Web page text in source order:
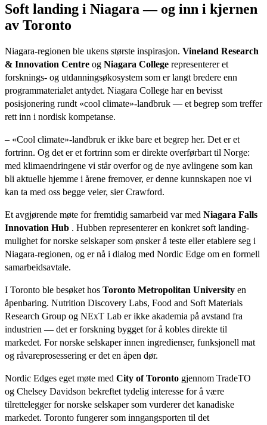
Soft landing i Niagara — og inn i kjernen
av Toronto
Niagara-regionen ble ukens største inspirasjon. Vineland Research
& Innovation Centre og Niagara College representerer et
forsknings- og utdanningsøkosystem som er langt bredere enn
programmaterialet antydet. Niagara College har en bevisst
posisjonering rundt «cool climate»-landbruk — et begrep som treffer
rett inn i nordisk kompetanse.
– «Cool climate»-landbruk er ikke bare et begrep her. Det er et
fortrinn. Og det er et fortrinn som er direkte overførbart til Norge:
med klimaendringene vi står overfor og de nye avlingene som kan
bli aktuelle hjemme i årene fremover, er denne kunnskapen noe vi
kan ta med oss begge veier, sier Crawford.
Et avgjørende møte for fremtidig samarbeid var med Niagara Falls
Innovation Hub . Hubben representerer en konkret soft landing-
mulighet for norske selskaper som ønsker å teste eller etablere seg i
Niagara-regionen, og er nå i dialog med Nordic Edge om en formell
samarbeidsavtale.
I Toronto ble besøket hos Toronto Metropolitan University en
åpenbaring. Nutrition Discovery Labs, Food and Soft Materials
Research Group og NExT Lab er ikke akademia på avstand fra
industrien — det er forskning bygget for å kobles direkte til
markedet. For norske selskaper innen ingredienser, funksjonell mat
og råvareprosessering er det en åpen dør.
Nordic Edges eget møte med City of Toronto gjennom TradeTO
og Chelsey Davidson bekreftet tydelig interesse for å være
tilrettelegger for norske selskaper som vurderer det kanadiske
markedet. Toronto fungerer som inngangsporten til det